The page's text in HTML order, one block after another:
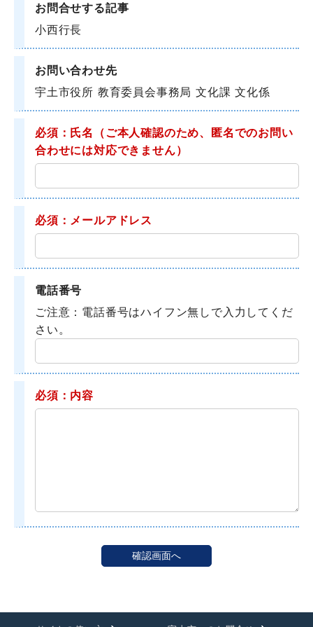
お問合せする記事
小西行長
お問い合わせ先
宇土市役所 教育委員会事務局 文化課 文化係
必須：氏名
（ご本人確認のため、匿名でのお問い
合わせには対応できません）
必須：メールアドレス
電話番号
ご注意：電話番号はハイフン無しで入力してくだ
さい。
必須：内容